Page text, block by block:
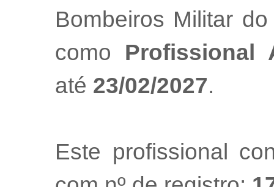
Bombeiros Militar
como Profissional
até 23/02/2027.
Este profissional